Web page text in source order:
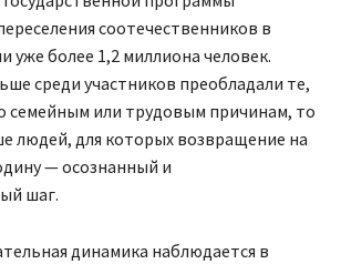
соотечественников в
уже более 1,2 миллиона человек.
среди участников преобладали те,
семейным или трудовым причинам, то
людей, для которых возвращение на
— осознанный и
шаг.
динамика наблюдается в